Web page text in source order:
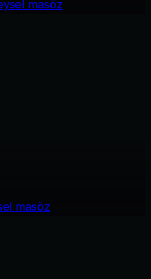
masöz
masöz